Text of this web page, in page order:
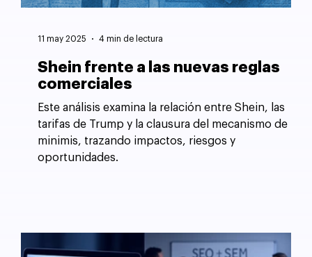
Shein frente a las nuevas reglas
comerciales
Este análisis examina la relación entre Shein, las
tarifas de Trump y la clausura del mecanismo de
minimis, trazando impactos, riesgos y
oportunidades.
11 may 2025 4 min de lectura